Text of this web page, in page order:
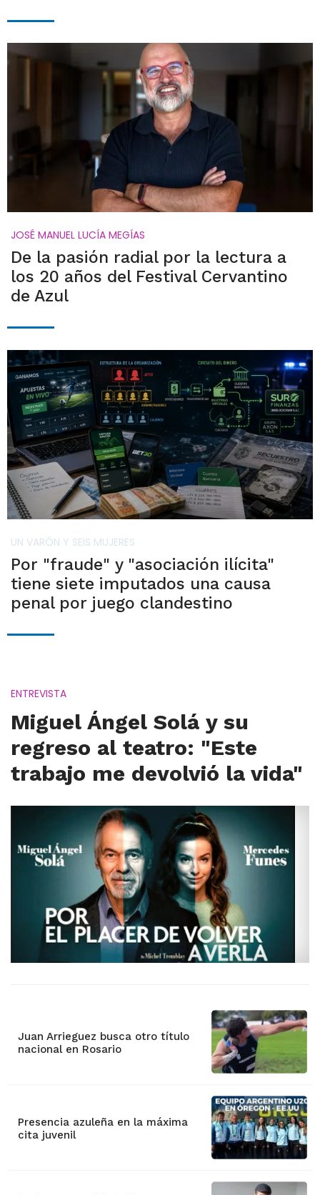
JOSÉ MANUEL LUCÍA MEGÍAS
De la pasión radial por la lectura a
los 20 años del Festival Cervantino
de Azul
UN VARÓN Y SEIS MUJERES
Por "fraude" y "asociación ilícita"
tiene siete imputados una causa
penal por juego clandestino
ENTREVISTA
Miguel Ángel Solá y su
regreso al teatro: "Este
trabajo me devolvió la vida"
Juan Arrieguez busca otro título
nacional en Rosario
Presencia azuleña en la máxima
cita juvenil